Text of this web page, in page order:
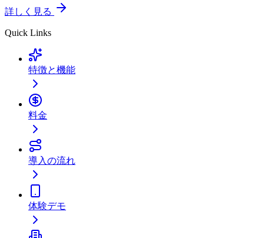
詳しく見る
Quick Links
特徴と機能
料金
導入の流れ
体験デモ